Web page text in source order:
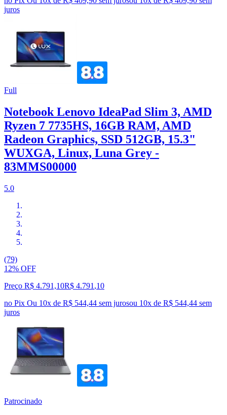
juros
Full
Notebook Lenovo IdeaPad Slim 3, AMD
Ryzen 7 7735HS, 16GB RAM, AMD
Radeon Graphics, SSD 512GB, 15.3"
WUXGA, Linux, Luna Grey -
83MMS00000
5.0
(79)
12% OFF
Preço R$ 4.791,10R$ 4.791 ,10
no Pix Ou 10x de R$ 544,44 sem jurosou 10x de R$ 544,44 sem
juros
Patrocinado